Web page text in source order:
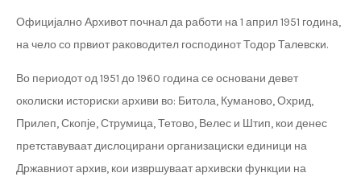
Официјално Архивот почнал да работи на 1 април 1951 година,
на чело со првиот раководител господинот Тодор Талевски.
Во периодот од 1951 до 1960 година се основани девет
околиски историски архиви во: Битола, Куманово, Охрид,
Прилеп, Скопје, Струмица, Тетово, Велес и Штип, кои денес
претставуваат дислоцирани организациски единици на
Државниот архив, кои извршуваат архивски функции на